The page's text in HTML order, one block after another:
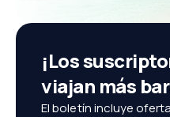
¡Los
viajan más
El boletín incluye